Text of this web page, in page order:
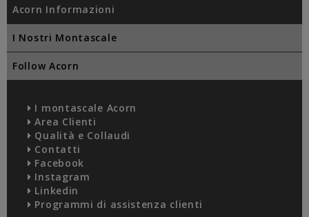
Acorn Informazioni
I Nostri Montascale
Follow Acorn
I montascale Acorn
Area Clienti
Qualità e Collaudi
Contatti
Facebook
Instagram
Linkedin
Programmi di assistenza clienti